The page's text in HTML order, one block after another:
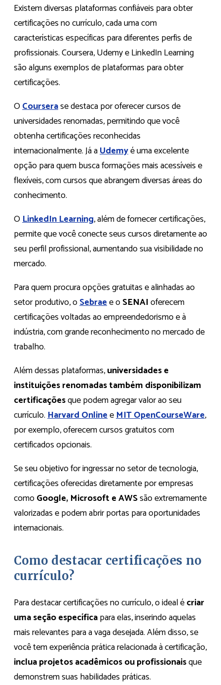
Existem diversas plataformas confiáveis para obter
certificações no currículo, cada uma com
características específicas para diferentes perfis de
profissionais. Coursera, Udemy e LinkedIn Learning
são alguns exemplos de plataformas para obter
certificações.
OCourserase destaca por oferecer cursos de
universidades renomadas, permitindo que você
obtenha certificações reconhecidas
internacionalmente. Já aUdemyé uma excelente
opção para quem busca formações mais acessíveis e
flexíveis, com cursos que abrangem diversas áreas do
conhecimento.
OLinkedIn Learning, além de fornecer certificações,
permite que você conecte seus cursos diretamente ao
seu perfil profissional, aumentando sua visibilidade no
mercado.
Para quem procura opções gratuitas e alinhadas ao
setor produtivo, oSebraee oSENAIoferecem
certificações voltadas ao empreendedorismo e à
indústria, com grande reconhecimento no mercado de
trabalho.
Além dessas plataformas,universidades e
instituições renomadas também disponibilizam
certificaçõesque podem agregar valor ao seu
currículo.Harvard OnlineeMIT OpenCourseWare,
por exemplo, oferecem cursos gratuitos com
certificados opcionais.
Se seu objetivo for ingressar no setor de tecnologia,
certificações oferecidas diretamente por empresas
comoGoogle, Microsoft e AWSsão extremamente
valorizadas e podem abrir portas para oportunidades
internacionais.
Como destacar certificações no
currículo?
Para destacar certificações no currículo, o ideal écriar
uma seção específicapara elas, inserindo aquelas
mais relevantes para a vaga desejada. Além disso, se
você tem experiência prática relacionada à certificação,
inclua projetos acadêmicos ou profissionaisque
demonstrem suas habilidades práticas.